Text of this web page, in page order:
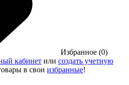
Избранное (0)
кабинет или создать учетную
в свои избранные!